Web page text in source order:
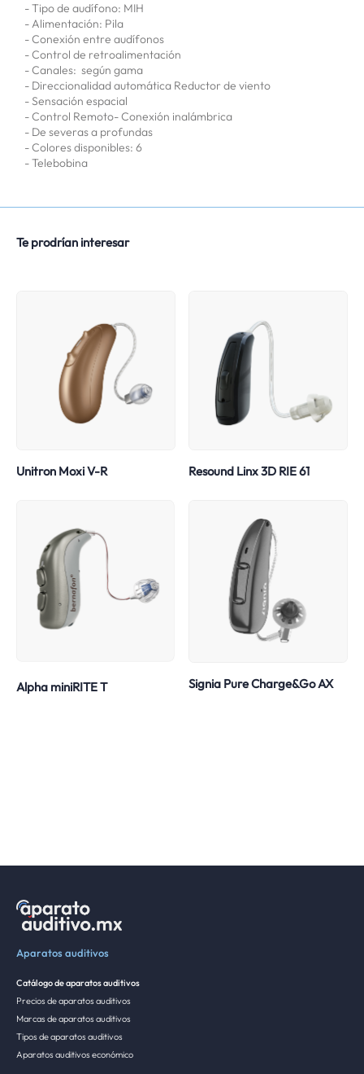
- Tipo de audífono: MIH
- Alimentación: Pila
- Conexión entre audífonos
- Control de retroalimentación
- Canales: según gama
- Direccionalidad automática Reductor de viento
- Sensación espacial
- Control Remoto- Conexión inalámbrica
- De severas a profundas
- Colores disponibles: 6
- Telebobina
Te prodrían interesar
Unitron Moxi V-R Resound Linx 3D RIE 61
Alpha miniRITE T Signia Pure Charge&Go AX
Aparatos auditivos
Catálogo de aparatos auditivos
Precios de aparatos auditivos
Marcas de aparatos auditivos
Tipos de aparatos auditivos
Aparatos auditivos económico